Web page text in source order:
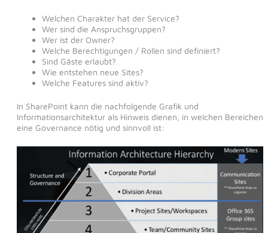
Welchen Charakter hat der Service?
Wer sind die Anspruchsgruppen?
Wer ist der Owner?
Welche Berechtigungen / Rollen sind definiert?
Sind Gäste erlaubt?
Wie entstehen neue Sites?
Welche Features sind aktiv?
In SharePoint kann die nachfolgende Grafik und
Informationsarchitektur als Hinweis dienen, in welchen Bereichen
eine Governance nötig und sinnvoll ist: